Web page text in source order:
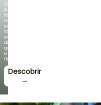
Quando
a
folhagem
torna-
se
tão
espetacular
do
que
a
floração!
Descobrir
→